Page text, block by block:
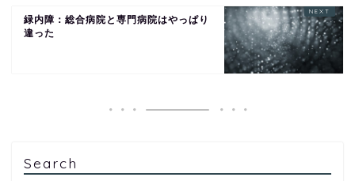
緑内障：総合病院と専門病院はやっぱり
違った
Search